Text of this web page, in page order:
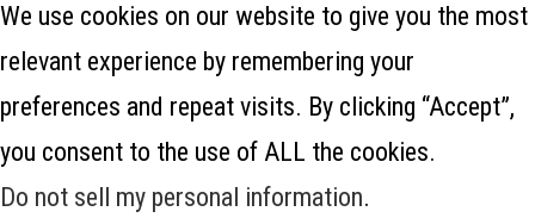
We use cookies on our website to give you the most
relevant experience by remembering your
preferences and repeat visits. By clicking “Accept”,
you consent to the use of ALL the cookies.
Do not sell my personal information.